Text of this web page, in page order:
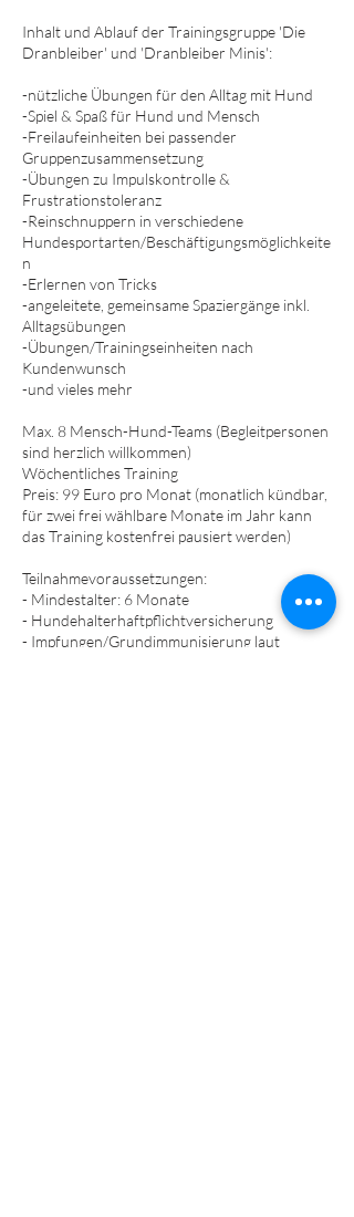
Inhalt und Ablauf der Trainingsgruppe 'Die
Dranbleiber' und 'Dranbleiber Minis':
​-nützliche Übungen für den Alltag mit Hund
-Spiel & Spaß für Hund und Mensch
-Freilaufeinheiten bei passender
Gruppenzusammensetzung
-Übungen zu Impulskontrolle &
Frustrationstoleranz
-Reinschnuppern in verschiedene
Hundesportarten/Beschäftigungsmöglichkeite
n
-Erlernen von Tricks
-angeleitete, gemeinsame Spaziergänge inkl.
Alltagsübungen
-Übungen/Trainingseinheiten nach
Kundenwunsch
-und vieles mehr​
Max. 8 Mensch-Hund-Teams (Begleitpersonen
sind herzlich willkommen)
Wöchentliches Training
Preis: 99 Euro pro Monat (monatlich kündbar,
für zwei frei wählbare Monate im Jahr kann
das Training kostenfrei pausiert werden)​
Teilnahmevoraussetzungen:
- Mindestalter: 6 Monate
- Hundehalterhaftpflichtversicherung
- Impfungen/Grundimmunisierung laut